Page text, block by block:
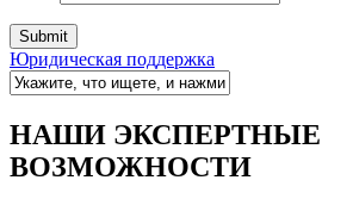
Юридическая поддержка
НАШИ ЭКСПЕРТНЫЕ
ВОЗМОЖНОСТИ